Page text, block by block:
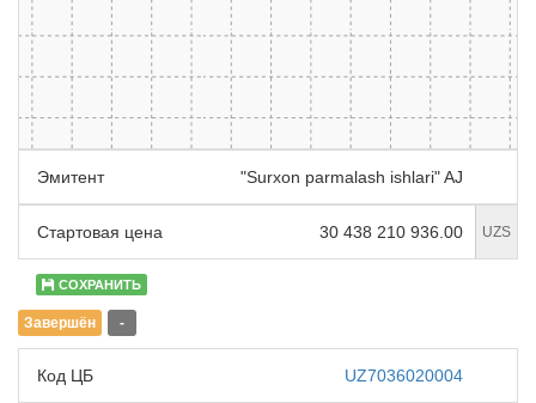
Эмитент "Surxon parmalash ishlari" AJ
Стартовая цена 30 438 210 936.00 UZS
СОХРАНИТЬ
Завершён -
Код ЦБ UZ7036020004